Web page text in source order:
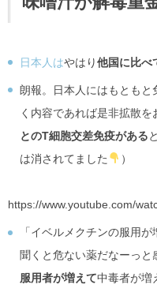
日本人はやはり他国に比べ
朗報。日本人にはもとも
く内容であれば是非拡散を
とのT細胞交差免疫がある
は消されてました
）
https://www.youtube.com/
「イベルメクチンの服用
聞くと危ない薬だなーっと
服用者が増えて中毒者が増